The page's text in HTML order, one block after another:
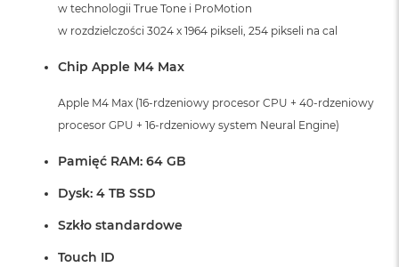
w technologii True Tone i ProMotion
w rozdzielczości 3024 x 1964 pikseli, 254 pikseli na cal
Chip Apple M4 Max
Apple M4 Max (16-rdzeniowy procesor CPU + 40-rdzeniowy
procesor GPU + 16-rdzeniowy system Neural Engine)
Pamięć RAM: 64 GB
Dysk: 4 TB SSD
Szkło standardowe
Touch ID